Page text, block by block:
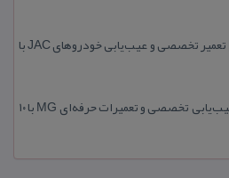
امداد خودرو جك در مشهد | تعمیر تخصصی و عیب‌یابی خودروهای JAC با
تعمیرگاه ام جی در مشهد | عیب‌یابی تخصصی و تعمیرات حرفه‌ای MG با ۱۰